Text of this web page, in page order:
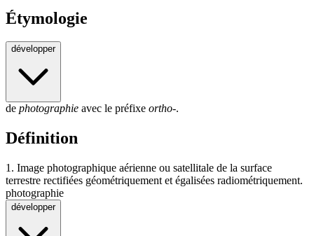
Étymologie
développer
de photographie avec le préfixe ortho-.
Définition
1. Image photographique aérienne ou satellitale de la surface
terrestre rectifiées géométriquement et égalisées radiométriquement.
photographie
développer